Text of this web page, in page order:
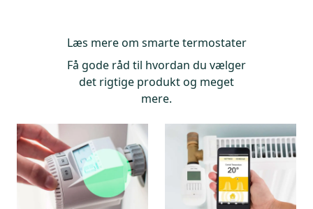
Læs mere om smarte termostater
Få gode råd til hvordan du vælger
det rigtige produkt og meget
mere.